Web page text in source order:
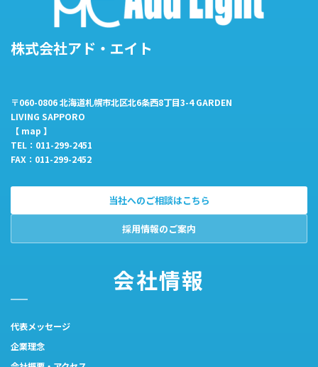
株式会社アド・エイト
〒060-0806 北海道札幌市北区北6条西8丁目3-4 GARDEN
LIVING SAPPORO
【 map 】
TEL：011-299-2451
FAX：011-299-2452
当社へのご相談はこちら
採用情報のご案内
会社情報
代表メッセージ
企業理念